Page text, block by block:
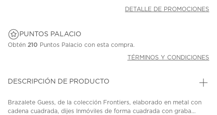
DETALLE DE PROMOCIONES
PUNTOS PALACIO
Obtén 210 Puntos Palacio con esta compra.
TÉRMINOS Y CONDICIONES
DESCRIPCIÓN DE PRODUCTO
Brazalete Guess, de la colección Frontiers, elaborado en metal con
cadena cuadrada, dijes Inmóviles de forma cuadrada con graba...